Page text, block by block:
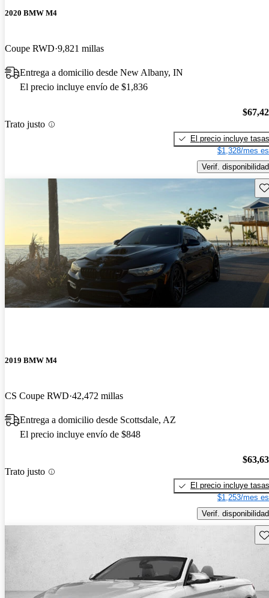
2020 BMW M4
Coupe RWD 9,821 millas
Entrega a domicilio desde New Albany, IN
El precio incluye envío de $1,836
Trato justo
El precio incluye tasas
$1,328/mes
Verif. disponibilidad
2019 BMW M4
CS Coupe RWD 42,472 millas
Entrega a domicilio desde Scottsdale, AZ
El precio incluye envío de $848
Trato justo
El precio incluye tasas
$1,253/mes
Verif. disponibilidad